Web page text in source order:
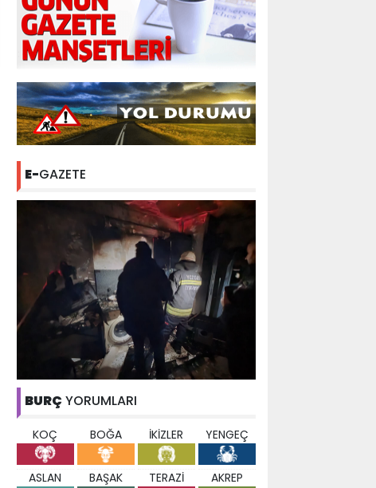
E-GAZETE
BURÇ YORUMLARI
KOÇ BOĞA İKİZLER YENGEÇ
ASLAN BAŞAK TERAZİ AKREP